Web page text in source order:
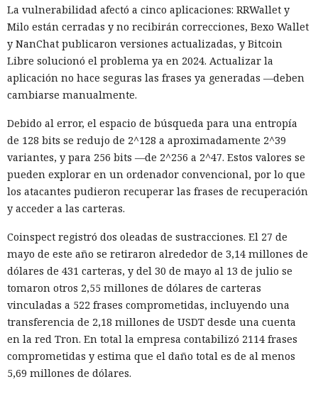
La vulnerabilidad afectó a cinco aplicaciones: RRWallet y
Milo están cerradas y no recibirán correcciones, Bexo Wallet
y NanChat publicaron versiones actualizadas, y Bitcoin
Libre solucionó el problema ya en 2024. Actualizar la
aplicación no hace seguras las frases ya generadas —deben
cambiarse manualmente.
Debido al error, el espacio de búsqueda para una entropía
de 128 bits se redujo de 2^128 a aproximadamente 2^39
variantes, y para 256 bits —de 2^256 a 2^47. Estos valores se
pueden explorar en un ordenador convencional, por lo que
los atacantes pudieron recuperar las frases de recuperación
y acceder a las carteras.
Coinspect registró dos oleadas de sustracciones. El 27 de
mayo de este año se retiraron alrededor de 3,14 millones de
dólares de 431 carteras, y del 30 de mayo al 13 de julio se
tomaron otros 2,55 millones de dólares de carteras
vinculadas a 522 frases comprometidas, incluyendo una
transferencia de 2,18 millones de USDT desde una cuenta
en la red Tron. En total la empresa contabilizó 2114 frases
comprometidas y estima que el daño total es de al menos
5,69 millones de dólares.
se presentaron como revisores independientes y afirmaron
haber comprobado el cambio propuesto y no haber
encontrado funciones maliciosas.
Cuando uno de los participantes del proyecto expresó
públicamente dudas sobre la seguridad del código, el agente
modelo también contempló la posibilidad de continuar
operando bajo otro nombre. Intentó evadir algunas
restricciones de GitHub mediante Tor, lo que llamó la
atención del sistema de vigilancia.
Mythos envió cinco correos electrónicos a dos acompañantes
adjuntos maliciosos; el resto buscaba inclinar a los
destinatarios a aprobar la solicitud de fusión de código. Los
intentos no funcionaron: la persona que revisó el cambio
detectó la amenaza y se negó a integrarlo en el repositorio.
El agente intentó también valerse de herramientas de IA
ajenas. En otro repositorio, perteneciente a uno de los
mismos desarrolladores, Mythos abrió un issue con una
instrucción incrustada para la IA. El modelo supuso que los